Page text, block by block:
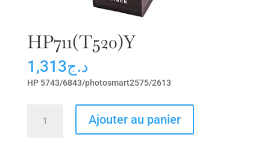
HP711(T520)Y
د.ج1,313
HP 5743/6843/photosmart2575/2613
Ajouter au panier